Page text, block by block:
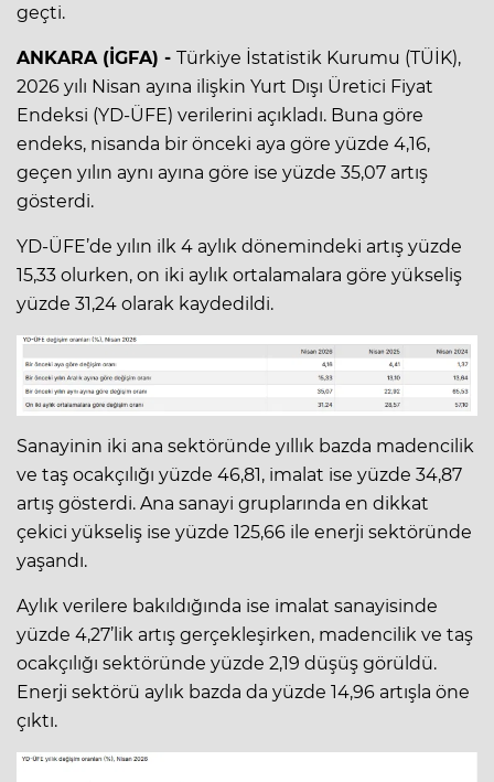
geçti.
ANKARA (İGFA) - Türkiye İstatistik Kurumu (TÜİK),
2026 yılı Nisan ayına ilişkin Yurt Dışı Üretici Fiyat
Endeksi (YD-ÜFE) verilerini açıkladı. Buna göre
endeks, nisanda bir önceki aya göre yüzde 4,16,
geçen yılın aynı ayına göre ise yüzde 35,07 artış
gösterdi.
YD-ÜFE’de yılın ilk 4 aylık dönemindeki artış yüzde
15,33 olurken, on iki aylık ortalamalara göre yükseliş
yüzde 31,24 olarak kaydedildi.
Sanayinin iki ana sektöründe yıllık bazda madencilik
ve taş ocakçılığı yüzde 46,81, imalat ise yüzde 34,87
artış gösterdi. Ana sanayi gruplarında en dikkat
çekici yükseliş ise yüzde 125,66 ile enerji sektöründe
yaşandı.
Aylık verilere bakıldığında ise imalat sanayisinde
yüzde 4,27’lik artış gerçekleşirken, madencilik ve taş
ocakçılığı sektöründe yüzde 2,19 düşüş görüldü.
Enerji sektörü aylık bazda da yüzde 14,96 artışla öne
çıktı.